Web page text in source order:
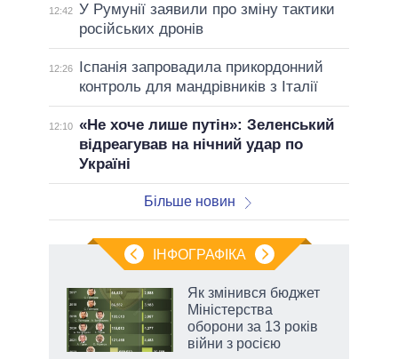
12:42 У Румунії заявили про зміну тактики
російських дронів
12:26
Іспанія запровадила прикордонний
контроль для мандрівників з Італії
12:10 «Не хоче лише путін»: Зеленський
відреагував на нічний удар по
Україні
Більше новин
ІНФОГРАФІКА
Як змінився бюджет
Міністерства
оборони за 13 років
війни з росією